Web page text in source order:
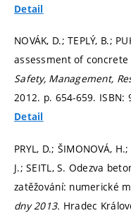
Detail
NOVÁK, D.; TEPLÝ, B.;
assessment of
Safety, Management,
2012. p. 654-659. ISBN:
Detail
PRYL, D.; ŠIMONOVÁ, H.;
J.; SEITL, S. Odezva
zatěžování: numerické
dny 2013. Hradec